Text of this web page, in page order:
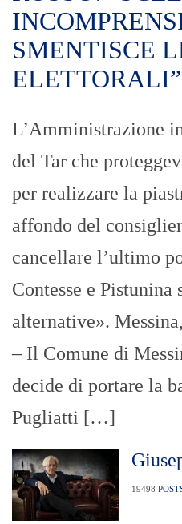
SMENTISCE
ELETTORALI”
L’Amministrazione
del Tar che
per realizzare la
affondo del
cancellare l’ultimo
Contesse e Pistunina
alternative».
– Il Comune di
decide di portare la
Pugliatti […]
19498